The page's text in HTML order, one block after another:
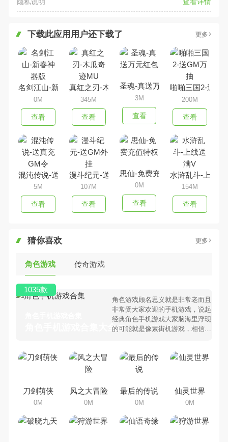
下载此应用用户还下载了 更多
名剑江山-新春神器版
0M
查看
真红之刃-木瓜奇迹MU
345M
查看
圣魂-真送万元红包
3M
查看
啪啪三国2-送
200M
查看
混沌传说-送真充GM令
5M
查看
漫斗纪元-送GM外挂
107M
查看
思仙-免费充值特权
0M
查看
水浒乱斗-上线送
154M
查看
猜你喜欢 更多
角色游戏 传奇游戏
角色手机游戏合集大全 >
角色游戏顾名思义就是非常老而且
非常受大家欢迎的手机游戏，说起
经典角色手机游戏大家脑海里浮现
的可能就是像素街机游戏，相信很
色手机游戏有哪些呢？游戏今天，
乐途下载站小编芒果味的怪咖给大
集，欢迎大家前来选择下载体验
1035款
刀剑萌侠
0M
风之大冒险
0M
最后的传说
0M
仙灵世界
0M